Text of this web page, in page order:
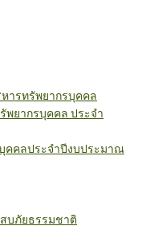
ารทรัพยากรบุคคล
ยากรบุคคล ประจำ
คคลประจำปีงบประมาณ
บภัยธรรมชาติ